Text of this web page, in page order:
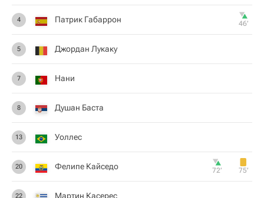
4 Патрик Габаррон 46‎’‎
5 Джордан Лукаку
7 Нани
8 Душан Баста
13 Уоллес
20 Фелипе Кайседо 72‎’‎ 75‎’‎
22 Мартин Касерес